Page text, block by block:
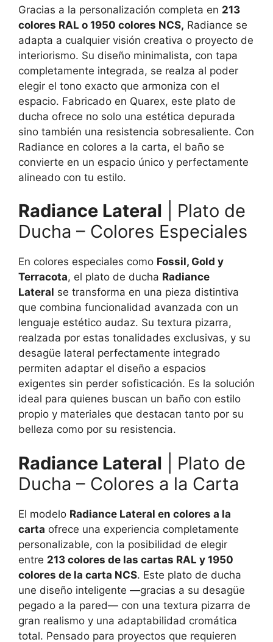
Gracias a la personalización completa en 213
colores RAL o 1950 colores NCS, Radiance se
adapta a cualquier visión creativa o proyecto de
interiorismo. Su diseño minimalista, con tapa
completamente integrada, se realza al poder
elegir el tono exacto que armoniza con el
espacio. Fabricado en Quarex, este plato de
ducha ofrece no solo una estética depurada
sino también una resistencia sobresaliente. Con
Radiance en colores a la carta, el baño se
convierte en un espacio único y perfectamente
alineado con tu estilo.
Radiance Lateral | Plato de
Ducha – Colores Especiales
En colores especiales como Fossil, Gold y
Terracota, el plato de ducha Radiance
Lateral se transforma en una pieza distintiva
que combina funcionalidad avanzada con un
lenguaje estético audaz. Su textura pizarra,
realzada por estas tonalidades exclusivas, y su
desagüe lateral perfectamente integrado
permiten adaptar el diseño a espacios
exigentes sin perder sofisticación. Es la solución
ideal para quienes buscan un baño con estilo
propio y materiales que destacan tanto por su
belleza como por su resistencia.
Radiance Lateral | Plato de
Ducha – Colores a la Carta
El modelo Radiance Lateral en colores a la
carta ofrece una experiencia completamente
personalizable, con la posibilidad de elegir
entre 213 colores de las cartas RAL y 1950
colores de la carta NCS. Este plato de ducha
une diseño inteligente —gracias a su desagüe
pegado a la pared— con una textura pizarra de
gran realismo y una adaptabilidad cromática
total. Pensado para proyectos que requieren